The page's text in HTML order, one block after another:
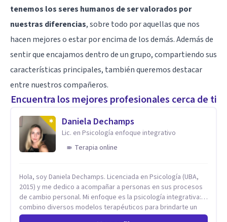
tenemos los seres humanos de ser valorados por
nuestras diferencias, sobre todo por aquellas que nos
hacen mejores o estar por encima de los demás. Además de
sentir que encajamos dentro de un grupo, compartiendo sus
características principales, también queremos destacar
entre nuestros compañeros.
Encuentra los mejores profesionales cerca de ti
Daniela Dechamps
Lic. en Psicología enfoque integrativo
Terapia online
Hola, soy Daniela Dechamps. Licenciada en Psicología (UBA,
2015) y me dedico a acompañar a personas en sus procesos
de cambio personal. Mi enfoque es la psicología integrativa:
combino diversos modelos terapéuticos para brindarte un
espacio humano, seguro y libre de juicios, donde construimos